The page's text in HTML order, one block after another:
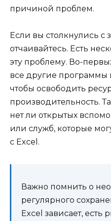
причиной проблем.
Если вы столкнулись с
отчаивайтесь. Есть
эту проблему. Во-
все другие программы
чтобы освободить
производительность.
нет ли открытых
или служб, которые
с Excel.
Важно помнить о
регулярного
Excel зависает, есть